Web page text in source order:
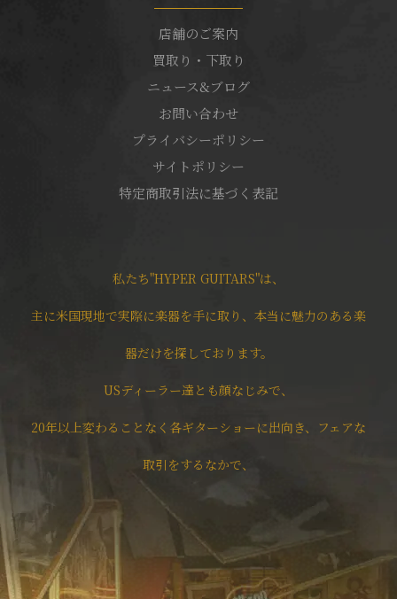
店舗のご案内
買取り・下取り
ニュース&ブログ
お問い合わせ
プライバシーポリシー
サイトポリシー
特定商取引法に基づく表記
私たち"HYPER GUITARS"は、
主に米国現地で実際に楽器を手に取り、本当に魅力のある楽
器だけを探しております。
USディーラー達とも顔なじみで、
20年以上変わることなく各ギターショーに出向き、フェアな
取引をするなかで、